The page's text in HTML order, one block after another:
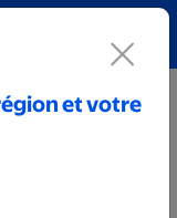
et votre